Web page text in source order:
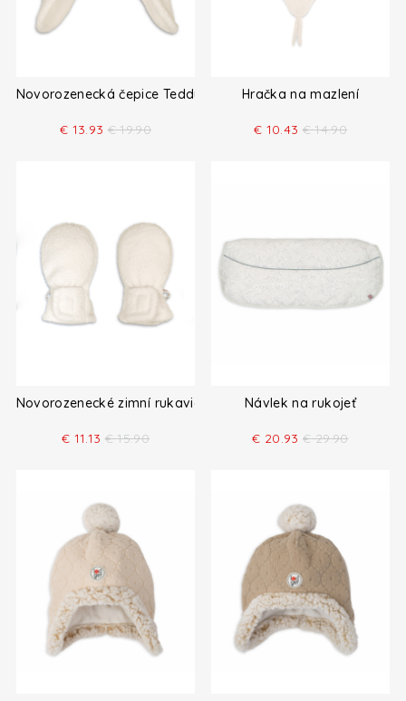
Novorozenecká čepice Teddy
€ 13.93 € 19.90
Hračka na mazlení
€ 10.43 € 14.90
Novorozenecké zimní rukavice
€ 11.13 € 15.90
Návlek na rukojeť
€ 20.93 € 29.90